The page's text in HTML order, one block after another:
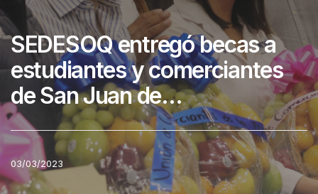
SEDESOQ entregó becas a
estudiantes y comerciantes
de San Juan de…
03/03/2023